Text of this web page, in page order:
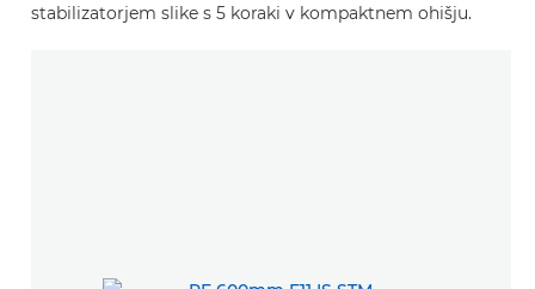
stabilizatorjem slike s 5 koraki v kompaktnem ohišju.